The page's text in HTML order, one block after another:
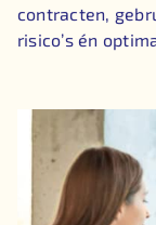
contracten,
risico’s én